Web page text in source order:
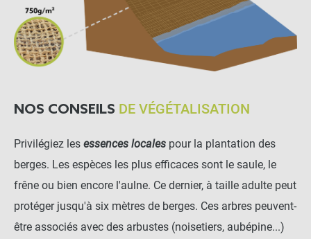
NOS CONSEILS DE VÉGÉTALISATION
Privilégiez les essences locales pour la plantation des
berges. Les espèces les plus efficaces sont le saule, le
frêne ou bien encore l'aulne. Ce dernier, à taille adulte peut
protéger jusqu'à six mètres de berges. Ces arbres peuvent-
être associés avec des arbustes (noisetiers, aubépine...)